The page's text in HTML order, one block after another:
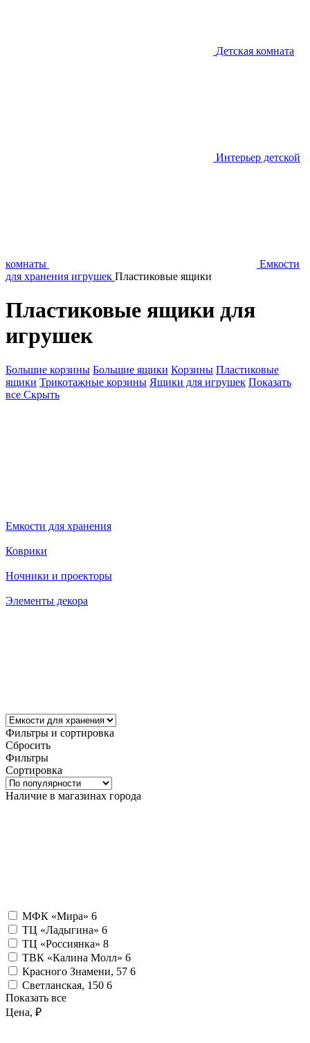
Детская комната
Интерьер детской
комнаты
Емкости
для хранения игрушек Пластиковые ящики
Пластиковые ящики для
игрушек
Большие корзины Большие ящики Корзины Пластиковые
ящики Трикотажные корзины Ящики для игрушек Показать
все Скрыть
Емкости для хранения
Коврики
Ночники и проекторы
Элементы декора
Фильтры и сортировка
Сбросить
Фильтры
Сортировка
Наличие в магазинах города
МФК «Мира» 6
ТЦ «Ладыгина» 6
ТЦ «Россиянка» 8
ТВК «Калина Молл» 6
Красного Знамени, 57 6
Светланская, 150 6
Показать все
Цена, ₽